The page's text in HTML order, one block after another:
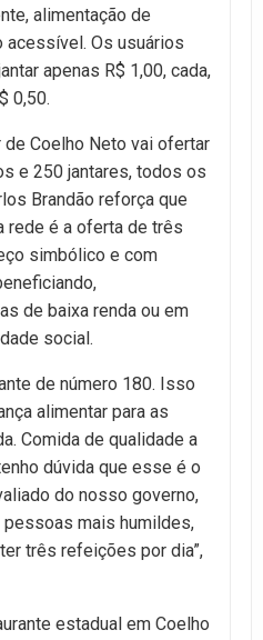
alimentação de
acessível. Os usuários
apenas R$ 1,00, cada,
0,50.
de Coelho Neto vai ofertar
e 250 jantares, todos os
Brandão reforça que
rede é a oferta de três
simbólico e com
de baixa renda ou em
social.
de número 180. Isso
alimentar para as
Comida de qualidade a
dúvida que esse é o
do nosso governo,
pessoas mais humildes,
três refeições por dia”,
estadual em Coelho